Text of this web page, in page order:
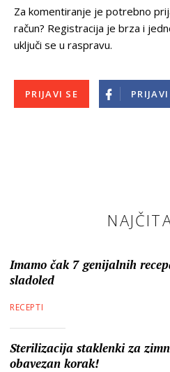
Za komentiranje je potrebno
račun? Registracija je brza i
uključi se u raspravu.
PRIJAVI SE
Imamo čak 7 genijalnih
sladoled
RECEPTI
Sterilizacija staklenki za
obavezan korak!